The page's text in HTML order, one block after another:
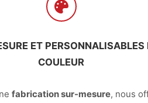
ET PERSONNALISABLES
COULEUR
fabrication sur-mesure, nous